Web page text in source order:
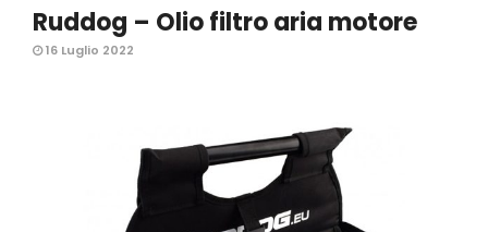
Ruddog – Olio filtro aria motore
16 Luglio 2022